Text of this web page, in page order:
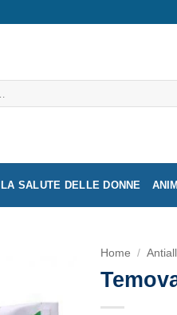
LA SALUTE DELLE DONNE
Home /